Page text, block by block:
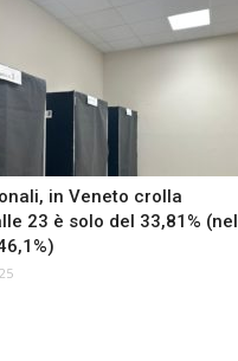
in Veneto crolla
23 è solo del 33,81% (nel